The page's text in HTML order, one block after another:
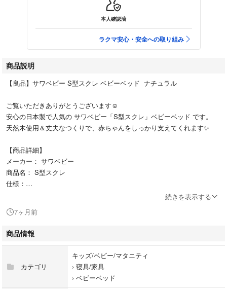
本人確認済
ラクマ安心・安全への取り組み
商品説明
【良品】サワベビー S型スクレ ベビーベッド ナチュラル
ご覧いただきありがとうございます☺️
安心の日本製で人気の サワベビー「S型スクレ」ベビーベッド です。
天然木使用＆丈夫なつくりで、赤ちゃんをしっかり支えてくれます✨
【商品詳細】
メーカー： サワベビー
商品名： S型スクレ
仕様：
床板通気性◎
定価：￥54,780
【状態】
全体としてきれいな状態を保っています✨
細かな使用に伴うキズ等はありますが、大きなダメージはありません。
続きを表示する
7ヶ月前
商品情報
カテゴリ
キッズ/ベビー/マタニティ
› 寝具/家具
› ベビーベッド